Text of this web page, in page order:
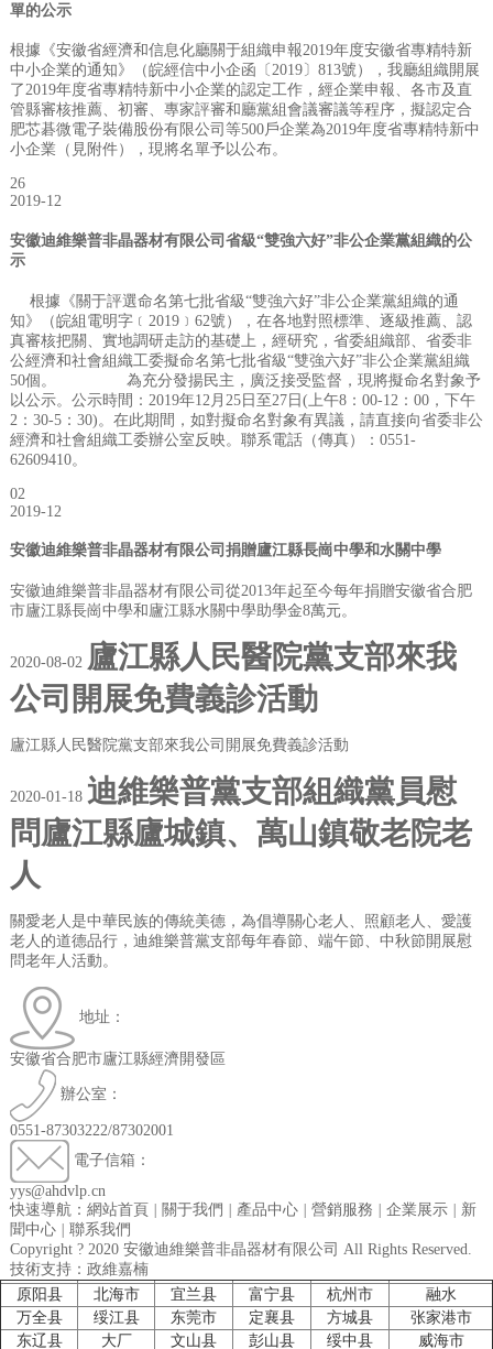
單的公示
根據《安徽省經濟和信息化廳關于組織申報2019年度安徽省專精特新
中小企業的通知》（皖經信中小企函〔2019〕813號），我廳組織開展
了2019年度省專精特新中小企業的認定工作，經企業申報、各市及直
管縣審核推薦、初審、專家評審和廳黨組會議審議等程序，擬認定合
肥芯碁微電子裝備股份有限公司等500戶企業為2019年度省專精特新中
小企業（見附件），現將名單予以公布。
26
2019-12
安徽迪維樂普非晶器材有限公司省級“雙強六好”非公企業黨組織的公
示
根據《關于評選命名第七批省級“雙強六好”非公企業黨組織的通
知》（皖組電明字﹝2019﹞62號），在各地對照標準、逐級推薦、認
真審核把關、實地調研走訪的基礎上，經研究，省委組織部、省委非
公經濟和社會組織工委擬命名第七批省級“雙強六好”非公企業黨組織
50個。 為充分發揚民主，廣泛接受監督，現將擬命名對象予
以公示。公示時間：2019年12月25日至27日(上午8：00-12：00，下午
2：30-5：30)。在此期間，如對擬命名對象有異議，請直接向省委非公
經濟和社會組織工委辦公室反映。聯系電話（傳真）：0551-
62609410。
02
2019-12
安徽迪維樂普非晶器材有限公司捐贈廬江縣長崗中學和水關中學
安徽迪維樂普非晶器材有限公司從2013年起至今每年捐贈安徽省合肥
市廬江縣長崗中學和廬江縣水關中學助學金8萬元。
2020-08-02 廬江縣人民醫院黨支部來我
公司開展免費義診活動
廬江縣人民醫院黨支部來我公司開展免費義診活動
2020-01-18 迪維樂普黨支部組織黨員慰
問廬江縣廬城鎮、萬山鎮敬老院老
人
關愛老人是中華民族的傳統美德，為倡導關心老人、照顧老人、愛護
老人的道德品行，迪維樂普黨支部每年春節、端午節、中秋節開展慰
問老年人活動。
地址：
安徽省合肥市廬江縣經濟開發區
辦公室：
0551-87303222/87302001
電子信箱：
yys@ahdvlp.cn
快速導航：網站首頁
關于我們 產品中心 營銷服務 企業展示
新
聞中心
聯系我們
Copyright ? 2020 安徽迪維樂普非晶器材有限公司 All Rights Reserved.
技術支持：政維嘉楠
原阳县
北海市 宜兰县 富宁县 杭州市
融水
万全县
绥江县 东莞市 定襄县 方城县
张家港市
东辽县
大厂 文山县 彭山县 绥中县 威海市